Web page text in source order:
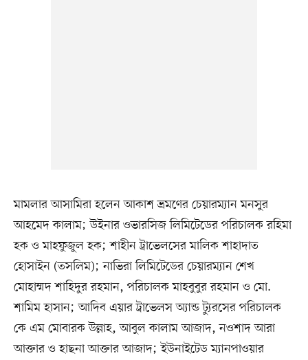
মামলার আসামিরা হলেন আকাশ ভ্রমণের চেয়ারম্যান মনসুর
আহমেদ কালাম; উইনার ওভারসিজ লিমিটেডের পরিচালক রহিমা
হক ও মাহফুজুল হক; শাহীন ট্রাভেলসের মালিক শাহাদাত
হোসাইন (তসলিম); নাভিরা লিমিটেডের চেয়ারম্যান শেখ
মোহাম্মদ শাহিদুর রহমান, পরিচালক মাহবুবুর রহমান ও মো.
শামিম হাসান; আদিব এয়ার ট্রাভেলস অ্যান্ড ট্যুরসের পরিচালক
কে এম মোবারক উল্লাহ, আবুল কালাম আজাদ, নওশাদ আরা
আক্তার ও হাছনা আক্তার আজাদ; ইউনাইটেড ম্যানপাওয়ার